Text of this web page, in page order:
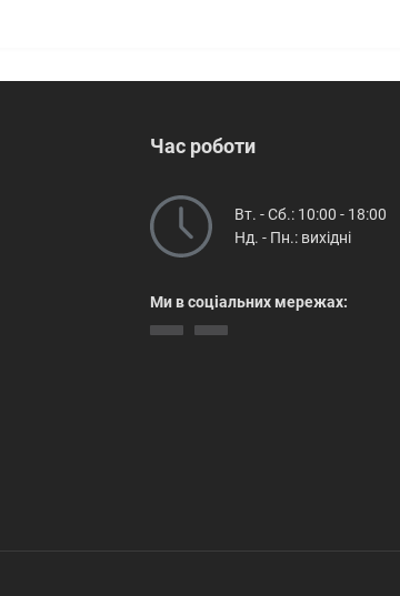
Час роботи
Вт. - Сб.: 10:00 - 18:00
Нд. - Пн.: вихідні
Ми в соціальних мережах: